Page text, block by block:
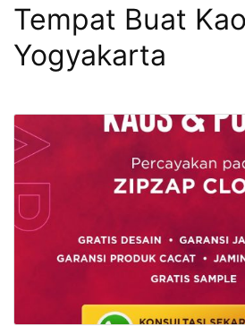
Tempat Buat
Yogyakarta